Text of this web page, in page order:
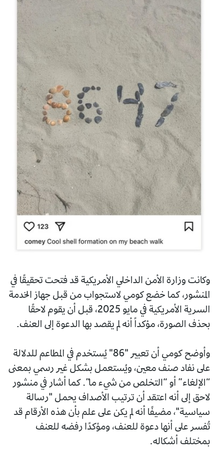
وكانت وزارة الأمن الداخلي الأمريكية قد فتحت تحقيقًا في
المنشور، كما خضع كومي لاستجواب من قبل جهاز الخدمة
السرية الأمريكية في مايو 2025، قبل أن يقوم لاحقًا
بحذف الصورة، مؤكداً أنه لم يقصد بها الدعوة إلى العنف.
وأوضح كومي أن تعبير "86" يُستخدم في المطاعم للدلالة
على نفاد صنف معين، ويُستعمل بشكل غير رسمي بمعنى
“الإلغاء” أو “التخلص من شيء ما”. كما أشار في منشور
لاحق إلى أنه اعتقد أن ترتيب الأصداف يحمل "رسالة
سياسية"، مضيفًا أنه لم يكن على علم بأن هذه الأرقام قد
تُفسر على أنها دعوة للعنف، ومؤكدًا رفضه للعنف
بمختلف أشكاله.